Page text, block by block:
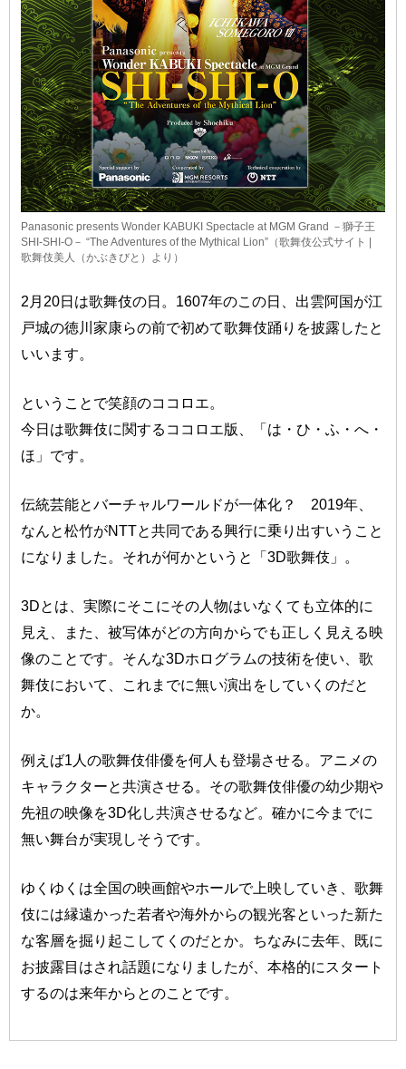
Panasonic presents Wonder KABUKI Spectacle at MGM Grand －獅子王
SHI-SHI-O－ “The Adventures of the Mythical Lion”（歌舞伎公式サイト |
歌舞伎美人（かぶきびと）より）
2月20日は歌舞伎の日。1607年のこの日、出雲阿国が江
戸城の徳川家康らの前で初めて歌舞伎踊りを披露したと
いいます。
ということで笑顔のココロエ。
今日は歌舞伎に関するココロエ版、「は・ひ・ふ・へ・
ほ」です。
伝統芸能とバーチャルワールドが一体化？ 2019年、
なんと松竹がNTTと共同である興行に乗り出すいうこと
になりました。それが何かというと「3D歌舞伎」。
3Dとは、実際にそこにその人物はいなくても立体的に
見え、また、被写体がどの方向からでも正しく見える映
像のことです。そんな3Dホログラムの技術を使い、歌
舞伎において、これまでに無い演出をしていくのだと
か。
例えば1人の歌舞伎俳優を何人も登場させる。アニメの
キャラクターと共演させる。その歌舞伎俳優の幼少期や
先祖の映像を3D化し共演させるなど。確かに今までに
無い舞台が実現しそうです。
ゆくゆくは全国の映画館やホールで上映していき、歌舞
伎には縁遠かった若者や海外からの観光客といった新た
な客層を掘り起こしてくのだとか。ちなみに去年、既に
お披露目はされ話題になりましたが、本格的にスタート
するのは来年からとのことです。